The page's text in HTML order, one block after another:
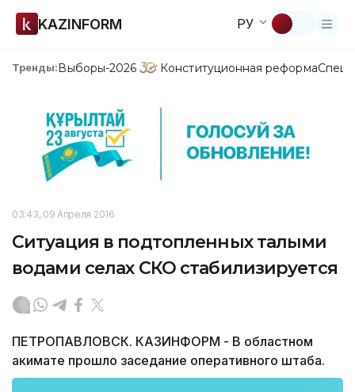
KAZINFORM РУ
Тренды:Выборы-2026 Конституционная реформа
03:43, 09 Апреля 2016
Ситуация в подтопленных талыми
водами селах СКО стабилизируется
ПЕТРОПАВЛОВСК. КАЗИНФОРМ - В областном
акимате прошло заседание оперативного штаба.